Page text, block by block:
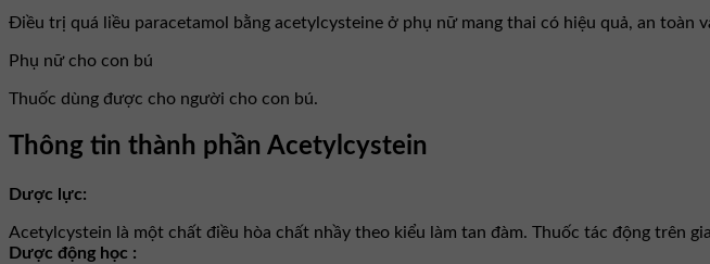
Điều trị quá liều paracetamol bằng acetylcysteine ở phụ nữ mang thai có hiệu quả, an
Phụ nữ cho con bú
Thuốc dùng được cho người cho con bú.
Thông tin thành phần Acetylcystein
Dược lực:
Acetylcystein là một chất điều hòa chất nhầy theo kiểu làm tan đàm. Thuốc tác động trên
Dược động học :